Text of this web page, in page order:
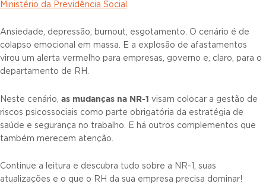
Ministério da Previdência Social .
Ansiedade, depressão, burnout, esgotamento. O cenário é de
colapso emocional em massa. E a explosão de afastamentos
virou um alerta vermelho para empresas, governo e, claro, para o
departamento de RH.
Neste cenário, as mudanças na NR-1 visam colocar a gestão de
riscos psicossociais como parte obrigatória da estratégia de
saúde e segurança no trabalho. E há outros complementos que
também merecem atenção.
Continue a leitura e descubra tudo sobre a NR-1, suas
atualizações e o que o RH da sua empresa precisa dominar!